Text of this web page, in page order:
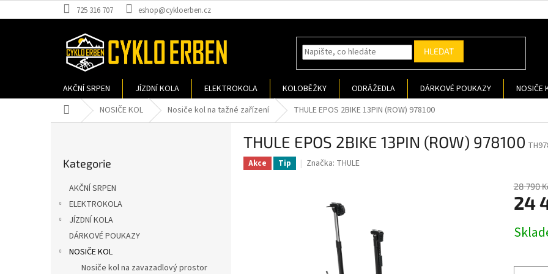
na
725 316 707 eshop@cykloerben.cz
HLEDAT
AKČNÍ SRPEN JÍZDNÍ KOLA ELEKTROKOLA KOLOBĚŽKY ODRÁŽEDLA DÁRKOVÉ POUKAZY NOSIČE
Domů NOSIČE KOL Nosiče kol na tažné zařízení THULE EPOS 2BIKE 13PIN (ROW) 978100
kategorie
Kategorie
AKČNÍ SRPEN
ELEKTROKOLA
JÍZDNÍ KOLA
DÁRKOVÉ POUKAZY
NOSIČE KOL
Nosiče kol na zavazadlový prostor
THULE EPOS 2BIKE 13PIN (ROW) 978100
Akce Tip Značka: THULE
28 790
24
cena: